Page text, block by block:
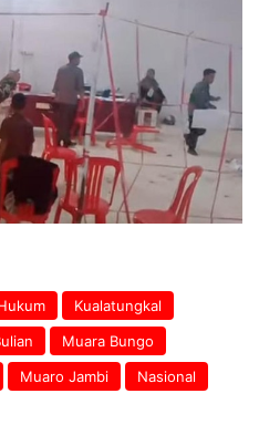
Kualatungkal
Muara Bungo
Muaro Jambi
Nasional